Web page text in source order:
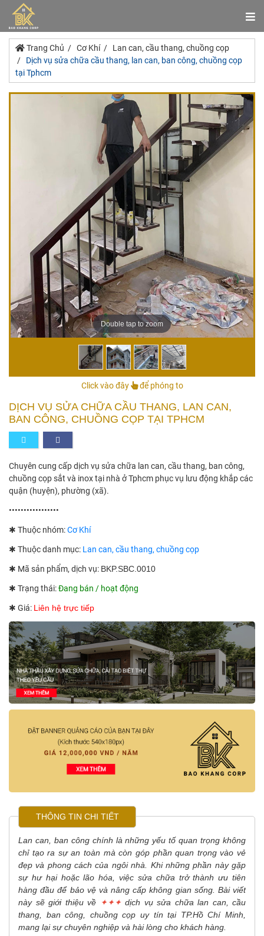
Trang Chủ Cơ Khí
Lan can, cầu thang, chuồng cọp
Dịch vụ sửa chữa cầu thang, lan can, ban công, chuồng cọp
tại Tphcm
Double tap to zoom
Click vào đây để phóng to
DỊCH VỤ SỬA CHỮA CẦU THANG, LAN CAN,
BAN CÔNG, CHUỒNG CỌP TẠI TPHCM
Chuyên cung cấp dịch vụ sửa chữa lan can, cầu thang, ban công,
chuồng cọp sắt và inox tại nhà ở Tphcm phục vụ lưu động khắp các
quận (huyện), phường (xã).
•••••••••••••••••
✱ Thuộc nhóm:Cơ Khí
✱ Thuộc danh mục: Lan can, cầu thang, chuồng cọp
✱ Mã sản phẩm, dịch vụ: BKP.SBC.0010
✱ Trạng thái:Đang bán / hoạt động
✱ Giá: Liên hệ trực tiếp
THÔNG TIN CHI TIẾT
Lan can, ban công chính là những yếu tố quan trọng không
chỉ tạo ra sự an toàn mà còn góp phần quan trọng vào vẻ
đẹp và phong cách của ngôi nhà. Khi những phần này gặp
sự hư hại hoặc lão hóa, việc sửa chữa trở thành ưu tiên
hàng đầu để bảo vệ và nâng cấp không gian sống. Bài viết
này sẽ giới thiệu về ✦✦✦dịch vụ sửa chữa lan can, cầu
thang, ban công, chuồng cọp uy tín tại TP.Hồ Chí Minh,
mang lại sự chuyên nghiệp và hài lòng cho khách hàng.